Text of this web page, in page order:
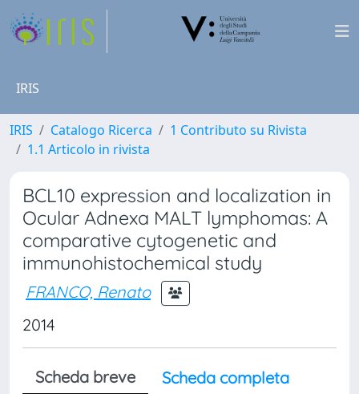
IRIS
IRIS Catalogo Ricerca
1 Contributo su Rivista
1.1 Articolo in rivista
BCL10 expression and localization in
Ocular Adnexa MALT lymphomas: A
comparative cytogenetic and
immunohistochemical study
FRANCO, Renato
2014
Scheda breve
Scheda completa